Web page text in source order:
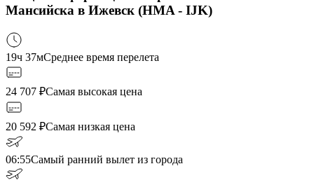
Мансийска в Ижевск (HMA - IJK)
19ч 37мСреднее время перелета
24 707 ₽Самая высокая цена
20 592 ₽Самая низкая цена
06:55Самый ранний вылет из города